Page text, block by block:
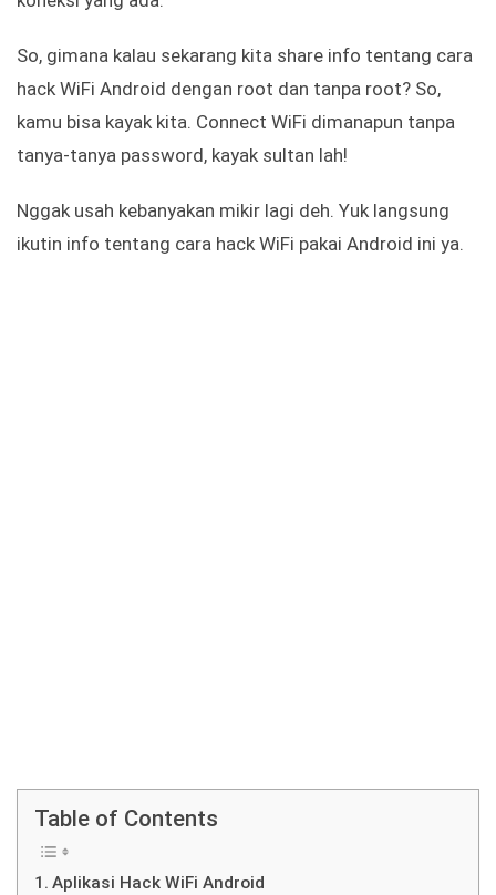
So, gimana kalau sekarang kita share info tentang cara
hack WiFi Android dengan root dan tanpa root? So,
kamu bisa kayak kita. Connect WiFi dimanapun tanpa
tanya-tanya password, kayak sultan lah!
Nggak usah kebanyakan mikir lagi deh. Yuk langsung
ikutin info tentang cara hack WiFi pakai Android ini ya.
Table of Contents
Aplikasi Hack WiFi Android